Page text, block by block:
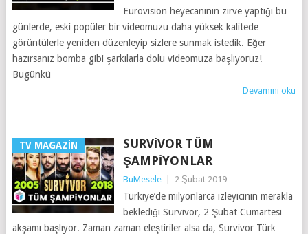
Eurovision heyecanının zirve yaptığı bu
günlerde, eski popüler bir videomuzu daha yüksek kalitede
görüntülerle yeniden düzenleyip sizlere sunmak istedik. Eğer
hazırsanız bomba gibi şarkılarla dolu videomuza başlıyoruz!
Bugünkü
Devamını oku
TV MAGAZIN
SURVIVOR TÜM
ŞAMPIYONLAR
BuMesele 2 Şubat 2019
Türkiye’de milyonlarca izleyicinin merakla
beklediği Survivor, 2 Şubat Cumartesi
akşamı başlıyor. Zaman zaman eleştiriler alsa da, Survivor Türk